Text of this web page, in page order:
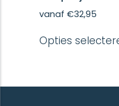
vanaf€32,95
Opties